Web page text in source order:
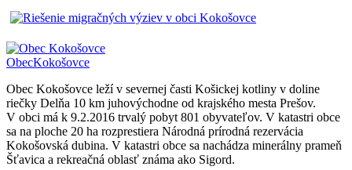
ObecKokošovce
Obec Kokošovce leží v severnej časti Košickej kotliny v doline
riečky Delňa 10 km juhovýchodne od krajského mesta Prešov.
V obci má k 9.2.2016 trvalý pobyt 801 obyvateľov. V katastri obce
sa na ploche 20 ha rozprestiera Národná prírodná rezervácia
Kokošovská dubina. V katastri obce sa nachádza minerálny prameň
Šťavica a rekreačná oblasť známa ako Sigord.